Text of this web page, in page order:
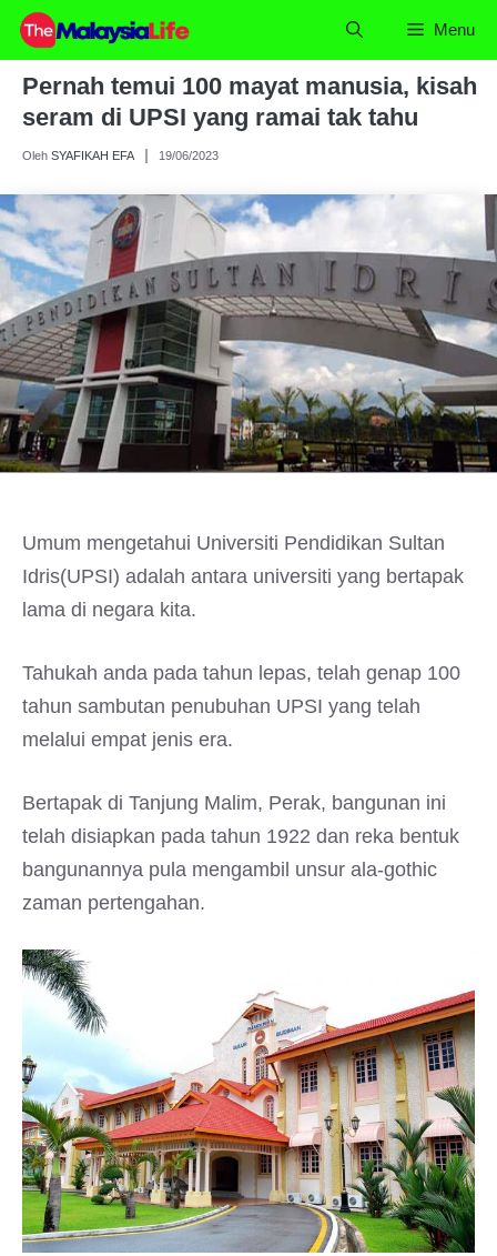
Skip
content
Menu
Pernah temui 100 mayat manusia, kisah
seram di UPSI yang ramai tak tahu
Oleh SYAFIKAH EFA 19/06/2023
Umum mengetahui Universiti Pendidikan Sultan
Idris(UPSI) adalah antara universiti yang bertapak
lama di negara kita.
Tahukah anda pada tahun lepas, telah genap 100
tahun sambutan penubuhan UPSI yang telah
melalui empat jenis era.
Bertapak di Tanjung Malim, Perak, bangunan ini
telah disiapkan pada tahun 1922 dan reka bentuk
bangunannya pula mengambil unsur ala-gothic
zaman pertengahan.